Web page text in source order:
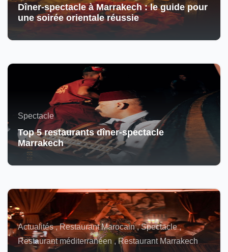
Dîner-spectacle à Marrakech : le guide pour
une soirée orientale réussie
Spectacle
Top 5 restaurants dîner-spectacle
Marrakech
Actualités , Restaurant Marocain , Spectacle ,
Restaurant méditerranéen , Restaurant Marrakech